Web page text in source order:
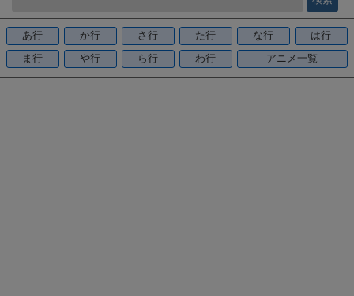
o
o
k
あ行 か行 さ行 た行 な行
は行
ま行
や行 ら行 わ行 アニメ一覧